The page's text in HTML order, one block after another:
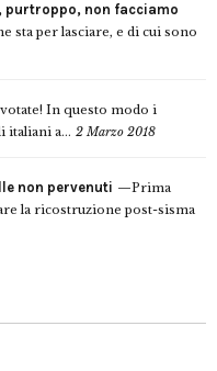
purtroppo, non facciamo
sta per lasciare, e di cui sono
In questo modo i
italiani a... 2 Marzo 2018
non pervenuti
Prima
la ricostruzione post-sisma